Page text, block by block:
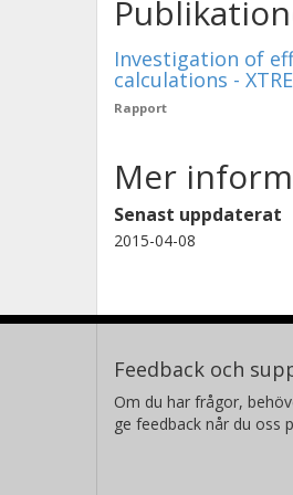
Investigation of
calculations -
Rapport
Mer
Senast uppdaterat
2015-04-08
Feedback och
Om du har frågor,
ge feedback når du oss